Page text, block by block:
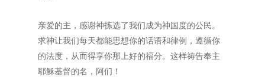
亲爱的主，感谢神拣选了我们成为神国度的公民。
求神让我们每天都能思想你的话语和律例，遵循你
的法度，从而得享你那上好的福分。这样祷告奉主
耶穌基督的名，阿们！